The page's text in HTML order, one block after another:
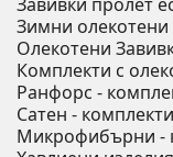
Зимни олекотени
Олекотени
Комплекти с
Ранфорс -
Сатен -
Микрофибърни -